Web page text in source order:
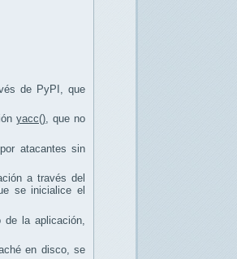
de PyPI, que
yacc(), que no
atacantes sin
a través del
se inicialice el
la aplicación,
en disco, se